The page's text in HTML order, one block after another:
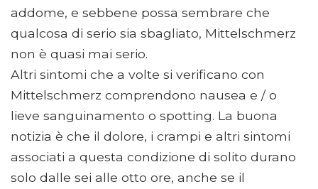
addome, e sebbene possa sembrare che
qualcosa di serio sia sbagliato, Mittelschmerz
non è quasi mai serio.
Altri sintomi che a volte si verificano con
Mittelschmerz comprendono nausea e / o
lieve sanguinamento o spotting. La buona
notizia è che il dolore, i crampi e altri sintomi
associati a questa condizione di solito durano
solo dalle sei alle otto ore, anche se il